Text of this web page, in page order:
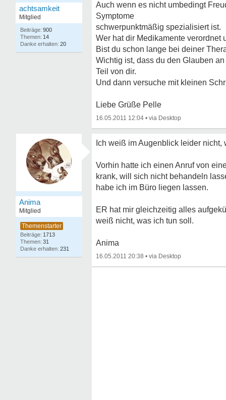
achtsamkeit
Mitglied
900
14
20
Auch wenn es nicht umbedingt
Symptome
schwerpunktmäßig spezialisiert ist.
Wer hat dir Medikamente verordnet
Bist du schon lange bei deiner
Wichtig ist, dass du den Glauben
Teil von dir.
Und dann versuche mit kleinen
Liebe Grüße Pelle
16.05.2011 12:04 •
Anima
Mitglied
1713
31
231
Ich weiß im Augenblick leider nicht,
Vorhin hatte ich einen Anruf von
krank, will sich nicht behandeln
habe ich im Büro liegen lassen.
ER hat mir gleichzeitig alles
weiß nicht, was ich tun soll.
Anima
16.05.2011 20:38 •